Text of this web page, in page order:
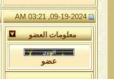
09-19-2024, 03:21 AM
معلومات العضو
عضو